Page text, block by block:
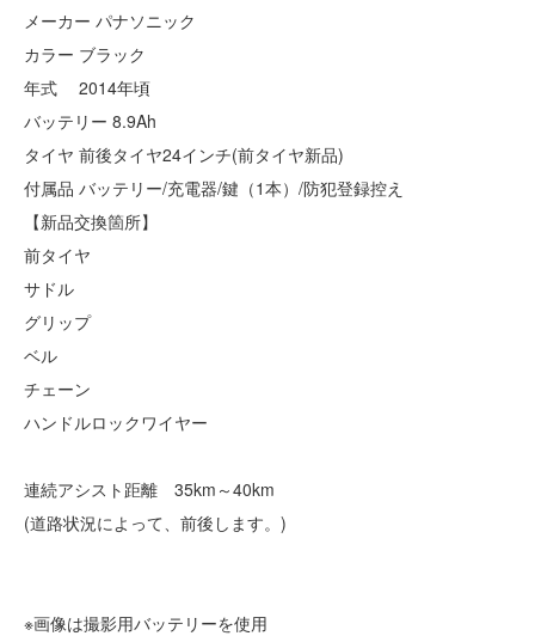
メーカー パナソニック
カラー ブラック
年式 2014年頃
バッテリー 8.9Ah
タイヤ 前後タイヤ24インチ(前タイヤ新品)
付属品 バッテリー/充電器/鍵（1本）/防犯登録控え
【新品交換箇所】
前タイヤ
サドル
グリップ
ベル
チェーン
ハンドルロックワイヤー
連続アシスト距離 35km～40km
(道路状況によって、前後します。)
※画像は撮影用バッテリーを使用